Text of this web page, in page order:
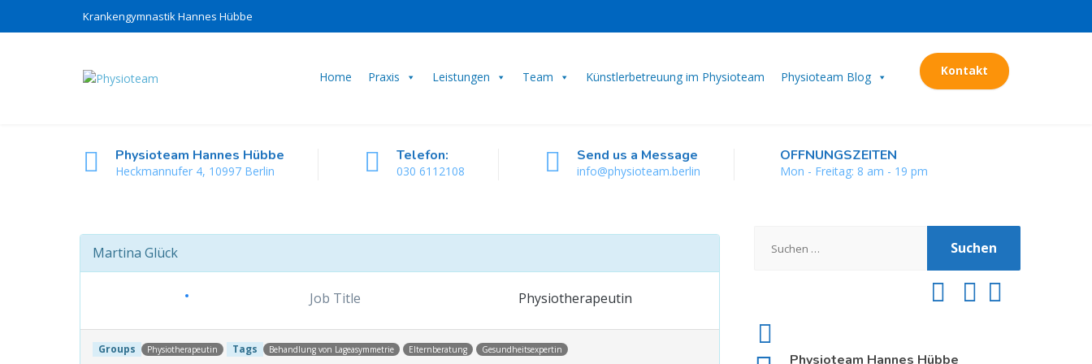
Krankengymnastik Hannes Hübbe
Home Praxis Leistungen Team Künstlerbetreuung im Physioteam Physioteam Blog Kontakt
Physioteam Hannes Hübbe
Heckmannufer 4, 10997 Berlin
Telefon:
030 6112108
Send us a Message
info@physioteam.berlin
ÖFFNUNGSZEITEN
Mon - Freitag: 8 am - 19 pm
Martina Glück
Job Title Physiotherapeutin
Groups Physiotherapeutin Tags Behandlung von Lageasymmetrie Elternberatung
Gesundheitsexpertin
nach:
Physioteam Hannes Hübbe